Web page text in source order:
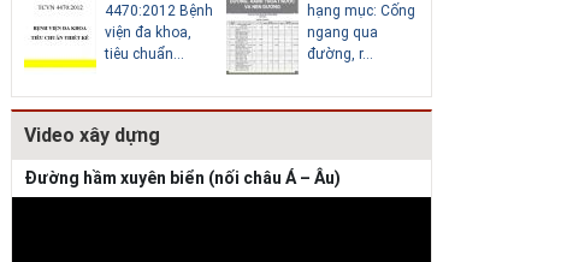
Thiết kế nhà siêu nhỏ
độc đáo
4470:2012 Bệnh
viện đa khoa,
tiêu chuẩn...
hạng mục: Cống
ngang qua
đường, r...
Video xây dựng
Đường hầm xuyên biển (nối châu Á – Âu)